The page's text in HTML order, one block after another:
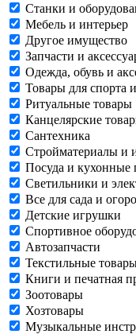
Станки и
Мебель и интерьер
Другое имущество
Запчасти и
Одежда, обувь и
Товары для спорта
Ритуальные товары
Канцелярские
Сантехника
Стройматериалы и
Посуда и кухонные
Светильники и
Все для сада и
Детские игрушки
Спортивное
Автозапчасти
Текстильные
Книги и печатная
Зоотовары
Хозтовары
Музыкальные